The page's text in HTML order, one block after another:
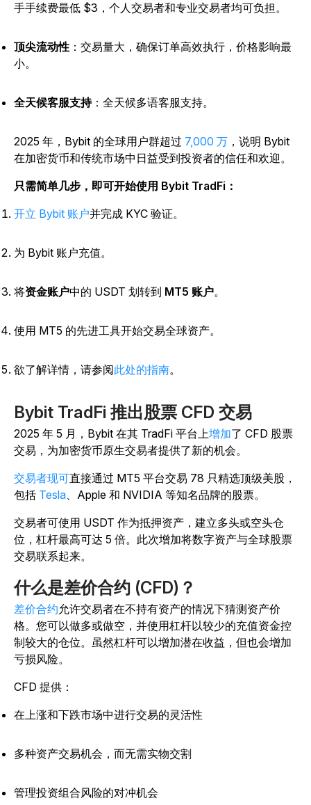
手手续费最低 $3，个人交易者和专业交易者均可负担。
顶尖流动性 ：交易量大，确保订单高效执行，价格影响最
小。
全天候客服支持：全天候多语客服支持。
2025 年，Bybit 的全球用户群超过 7,000 万 ，说明 Bybit
在加密货币和传统市场中日益受到投资者的信任和欢迎。
只需简单几步，即可开始使用 Bybit TradFi：
开立 Bybit 账户并完成 KYC 验证。
为 Bybit 账户充值。
将资金账户中的 USDT 划转到 MT5 账户。
使用 MT5 的先进工具开始交易全球资产。
欲了解详情，请参阅此处的指南。
Bybit TradFi 推出股票 CFD 交易
2025 年 5 月，Bybit 在其 TradFi 平台上增加了 CFD 股票
交易，为加密货币原生交易者提供了新的机会。
交易者现可直接通过 MT5 平台交易 78 只精选顶级美股，
包括 Tesla、Apple 和 NVIDIA 等知名品牌的股票。
交易者可使用 USDT 作为抵押资产，建立多头或空头仓
位，杠杆最高可达 5 倍。此次增加将数字资产与全球股票
交易联系起来。
什么是差价合约 (CFD)？
差价合约允许交易者在不持有资产的情况下猜测资产价
格。您可以做多或做空，并使用杠杆以较少的充值资金控
制较大的仓位。虽然杠杆可以增加潜在收益，但也会增加
亏损风险。
CFD 提供：
在上涨和下跌市场中进行交易的灵活性
多种资产交易机会，而无需实物交割
管理投资组合风险的对冲机会